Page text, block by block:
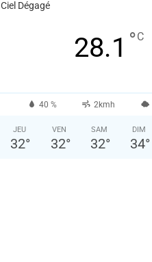
Ciel Dégagé
28.1 °C
40 % 2kmh
JEU
32°
VEN
32°
SAM
32°
DIM
34°